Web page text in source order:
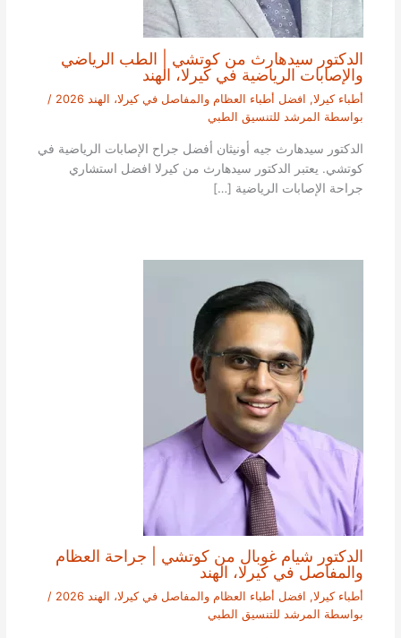
الدكتور سيدهارث من كوتشي | الطب الرياضي
والإصابات الرياضية في كيرلا، الهند
أطباء كيرلا, افضل أطباء العظام والمفاصل في كيرلا، الهند 2026
/
بواسطة المرشد للتنسيق الطبي
الدكتور سيدهارث جيه أونيثان أفضل جراح الإصابات الرياضية في
كوتشي. يعتبر الدكتور سيدهارث من كيرلا افضل استشاري
جراحة الإصابات الرياضية […]
الدكتور شيام غوبال من كوتشي | جراحة العظام
والمفاصل في كيرلا، الهند
أطباء كيرلا, افضل أطباء العظام والمفاصل في كيرلا، الهند 2026
/
بواسطة المرشد للتنسيق الطبي